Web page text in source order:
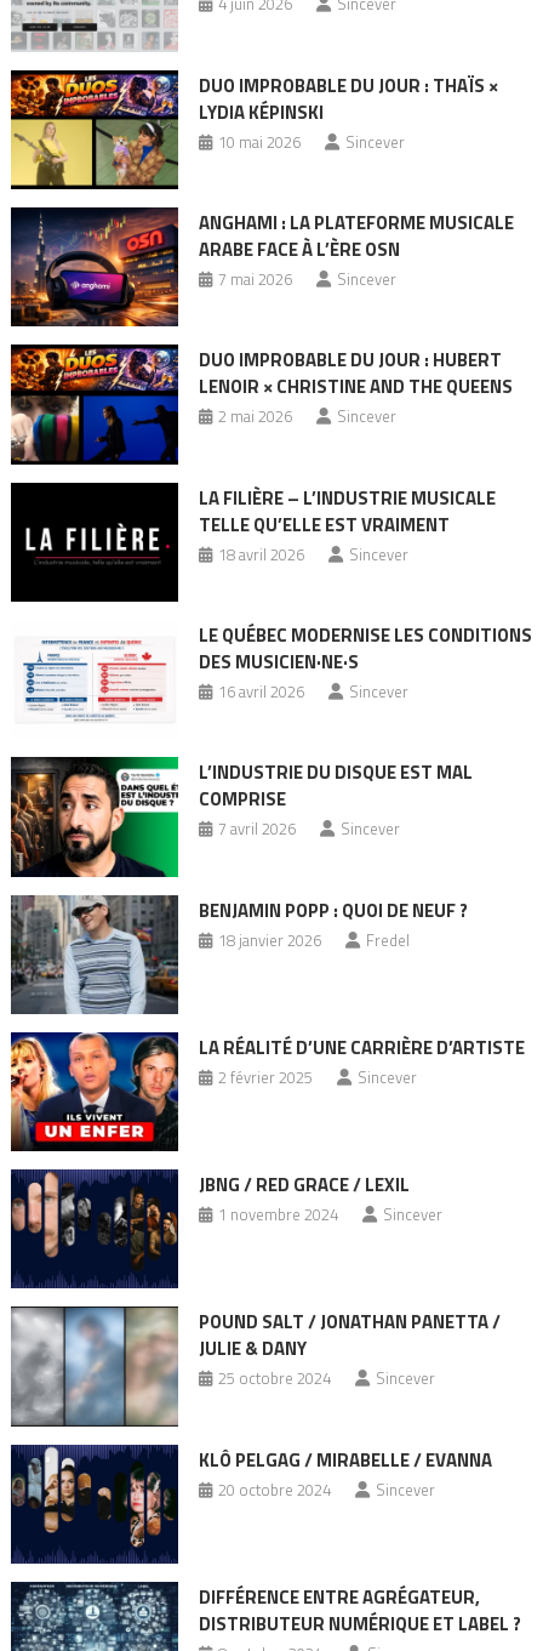
DUO IMPROBABLE DU JOUR : THAÏS ×
LYDIA KÉPINSKI
10 mai 2026 Sincever
ANGHAMI : LA PLATEFORME MUSICALE
ARABE FACE À L’ÈRE OSN
7 mai 2026 Sincever
DUO IMPROBABLE DU JOUR : HUBERT
LENOIR × CHRISTINE AND THE QUEENS
2 mai 2026 Sincever
LA FILIÈRE – L’INDUSTRIE MUSICALE
TELLE QU’ELLE EST VRAIMENT
18 avril 2026 Sincever
LE QUÉBEC MODERNISE LES CONDITIONS
DES MUSICIEN·NE·S
16 avril 2026 Sincever
L’INDUSTRIE DU DISQUE EST MAL
COMPRISE
7 avril 2026 Sincever
BENJAMIN POPP : QUOI DE NEUF ?
18 janvier 2026 Fredel
LA RÉALITÉ D’UNE CARRIÈRE D’ARTISTE
2 février 2025 Sincever
JBNG / RED GRACE / LEXIL
1 novembre 2024 Sincever
POUND SALT / JONATHAN PANETTA /
JULIE & DANY
25 octobre 2024 Sincever
KLÔ PELGAG / MIRABELLE / EVANNA
20 octobre 2024 Sincever
DIFFÉRENCE ENTRE AGRÉGATEUR,
DISTRIBUTEUR NUMÉRIQUE ET LABEL ?